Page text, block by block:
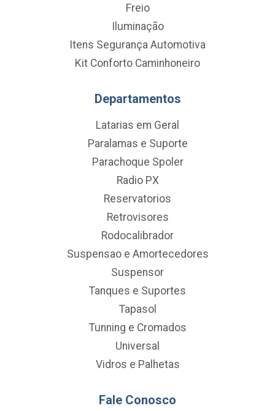
Freio
Iluminação
Itens Segurança Automotiva
Kit Conforto Caminhoneiro
Departamentos
Latarias em Geral
Paralamas e Suporte
Parachoque Spoler
Radio PX
Reservatorios
Retrovisores
Rodocalibrador
Suspensao e Amortecedores
Suspensor
Tanques e Suportes
Tapasol
Tunning e Cromados
Universal
Vidros e Palhetas
Fale Conosco